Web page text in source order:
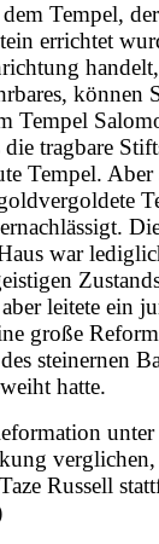
Tempel,
errichtet
können
Tempel
tragbare
Tempel. Aber
war
leitete ein
große
steinernen
hatte.
unter
Russell